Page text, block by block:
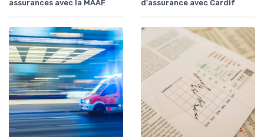
assurances avec la MAAF
d'assurance avec Cardif